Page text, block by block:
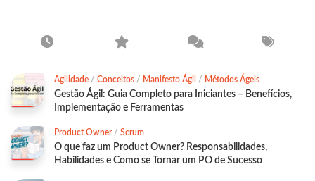
Agilidade / Conceitos / Manifesto Ágil / Métodos Ágeis
Gestão Ágil: Guia Completo para Iniciantes – Benefícios,
Implementação e Ferramentas
Product Owner/ Scrum
O que faz um Product Owner? Responsabilidades,
Habilidades e Como se Tornar um PO de Sucesso